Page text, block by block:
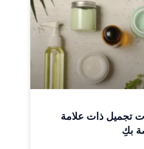
تجميل ذات علامة
بكِ